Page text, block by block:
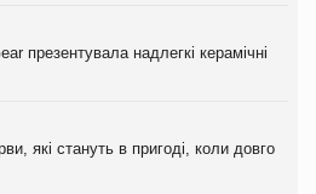
презентувала надлегкі керамічні
які стануть в пригоді, коли довго